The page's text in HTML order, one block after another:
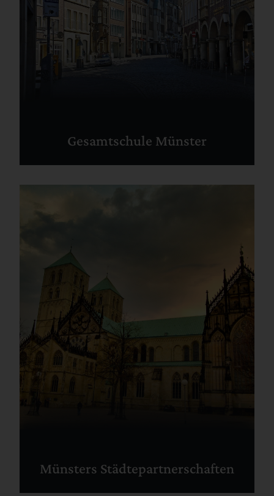
Gesamtschule Münster
Münsters Städtepartnerschaften